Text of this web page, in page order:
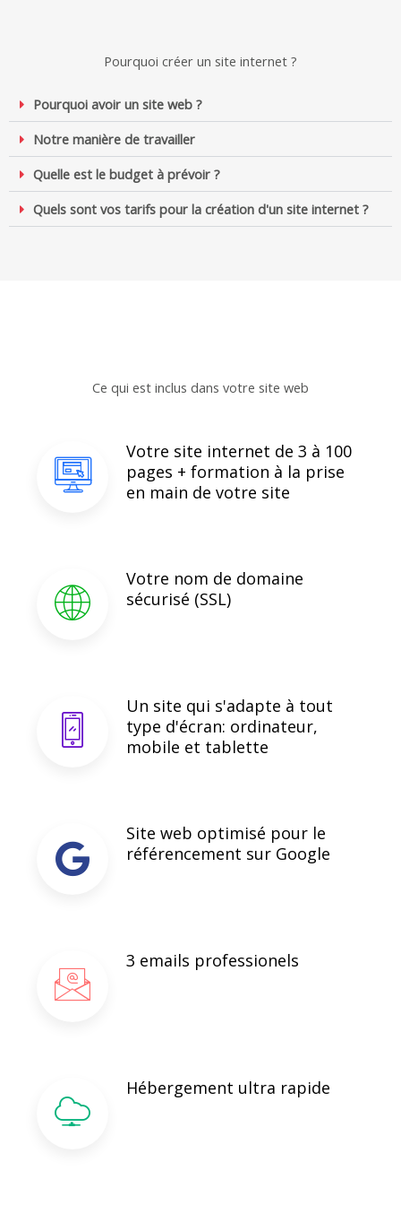
Pourquoi créer un site internet ?
Pourquoi avoir un site web ?
Notre manière de travailler
Quelle est le budget à prévoir ?
Quels sont vos tarifs pour la création d'un site internet ?
Ce qui est inclus dans votre site web
Votre site internet de 3 à 100
pages + formation à la prise
en main de votre site
Votre nom de domaine
sécurisé (SSL)
Un site qui s'adapte à tout
type d'écran: ordinateur,
mobile et tablette
Site web optimisé pour le
référencement sur Google
3 emails professionels
Hébergement ultra rapide